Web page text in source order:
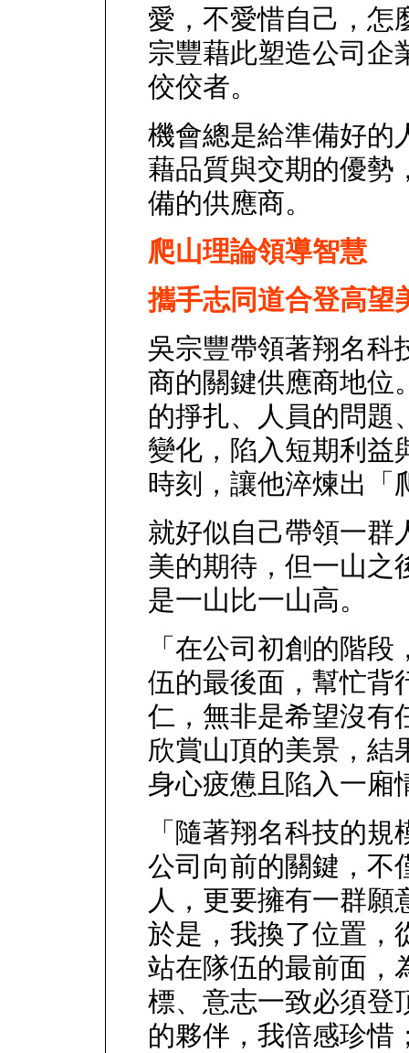
愛，不愛惜自己，怎
宗豐藉此塑造公司企
佼佼者。
機會總是給準備好的
藉品質與交期的優勢
備的供應商。
爬山理論領導智慧
攜手志同道合登高望
吳宗豐帶領著翔名科
商的關鍵供應商地位
的掙扎、人員的問題
變化，陷入短期利益
時刻，讓他淬煉出「
就好似自己帶領一群
美的期待，但一山之
是一山比一山高。
「在公司初創的階
伍的最後面，幫忙背
仁，無非是希望沒有
欣賞山頂的美景，結
身心疲憊且陷入一廂
「隨著翔名科技的
公司向前的關鍵，不
人，更要擁有一群願
於是，我換了位置，
站在隊伍的最前面，
標、意志一致必須登
的夥伴，我倍感珍惜